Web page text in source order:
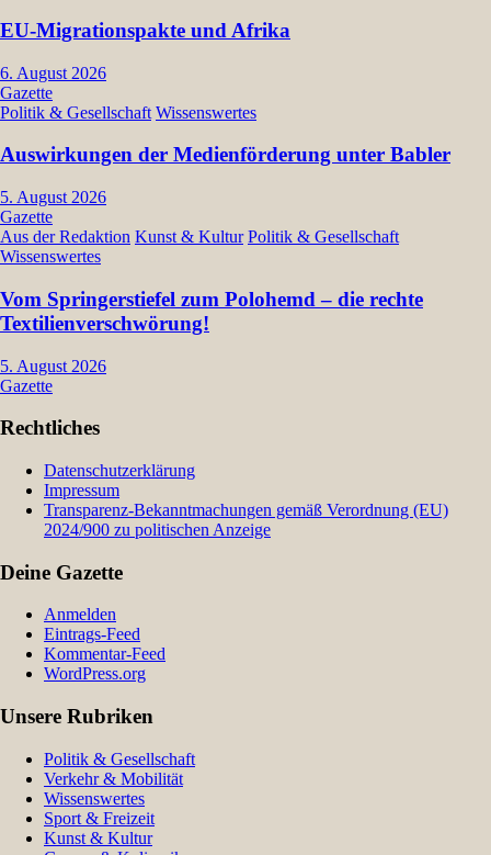
EU-Migrationspakte und Afrika
6. August 2026
Gazette
Politik & Gesellschaft Wissenswertes
Auswirkungen der Medienförderung unter Babler
5. August 2026
Gazette
Aus der Redaktion Kunst & Kultur Politik & Gesellschaft
Wissenswertes
Vom Springerstiefel zum Polohemd – die rechte
Textilienverschwörung!
5. August 2026
Gazette
Rechtliches
Datenschutzerklärung
Impressum
Transparenz-Bekanntmachungen gemäß Verordnung (EU)
2024/900 zu politischen Anzeige
Deine Gazette
Anmelden
Eintrags-Feed
Kommentar-Feed
WordPress.org
Unsere Rubriken
Politik & Gesellschaft
Verkehr & Mobilität
Wissenswertes
Sport & Freizeit
Kunst & Kultur